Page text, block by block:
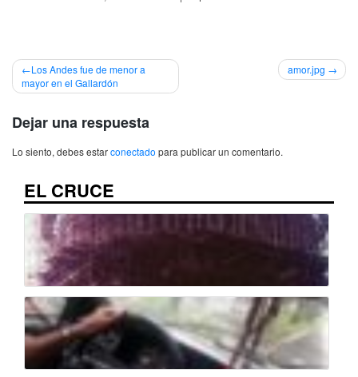
Navegación
de
entradas
Los Andes fue de menor a
mayor en el Gallardón
amor.jpg
Dejar una respuesta
Lo siento, debes estarconectado para publicar un comentario.
EL CRUCE